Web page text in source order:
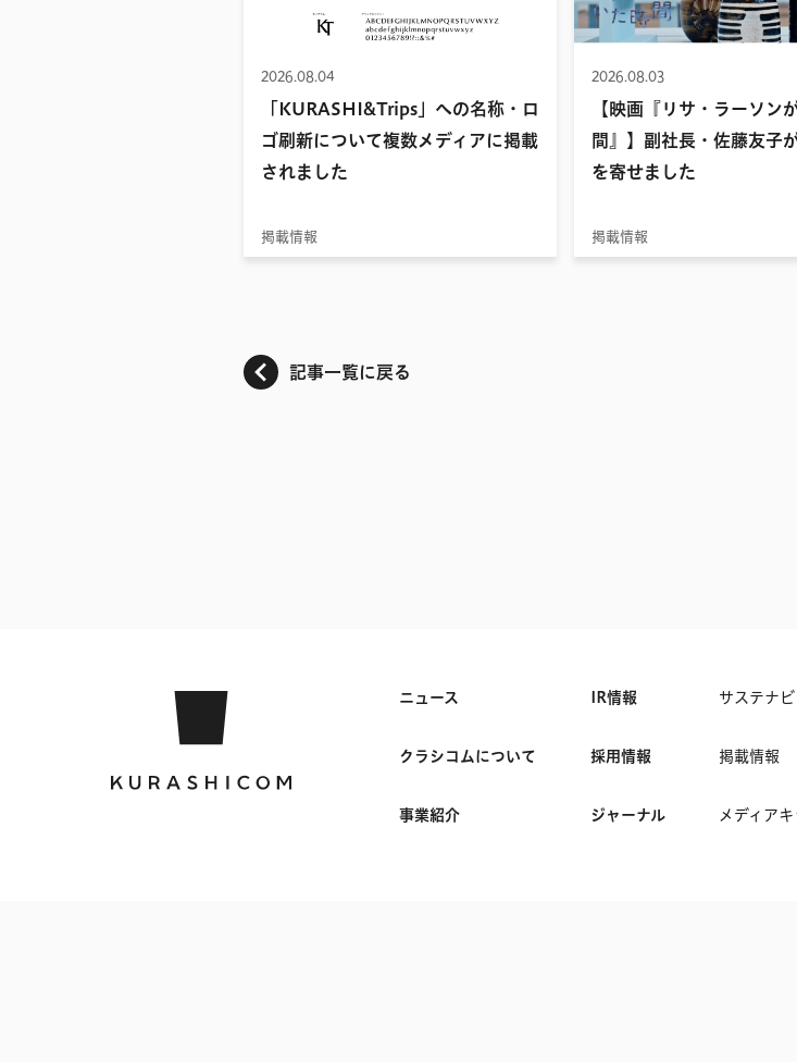
2026.08.04
「KURASHI&Trips」への名称・ロ
ゴ刷新について複数メディアに掲載
されました
掲載情報
2026.08.03
【映画『リサ・ラーソン
間』】副社長・佐藤友子
を寄せました
掲載情報
記事一覧に戻る
ニュース
クラシコムについて
事業紹介
IR情報
採用情報
ジャーナル
サステナビ
掲載情報
メディアキ